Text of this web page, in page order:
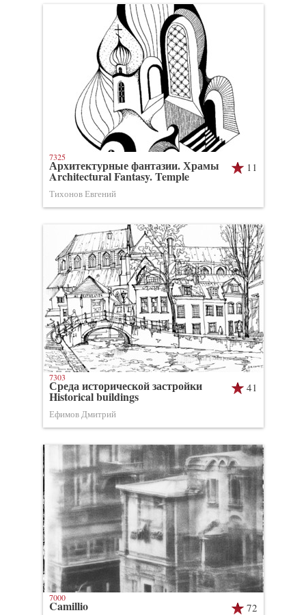
11
Архитектурные фантазии. Храмы
Architectural Fantasy. Temple
Тихонов Евгений
7325
41
Среда исторической застройки
Historical buildings
Ефимов Дмитрий
7303
72
Camillio
7000